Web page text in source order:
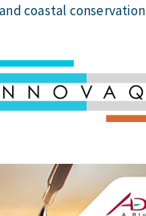
coastal conservation